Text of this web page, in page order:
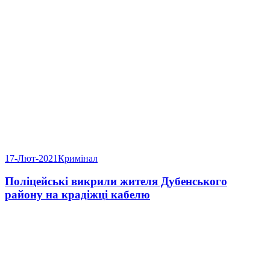
17-Лют-2021Кримінал
Поліцейські викрили жителя Дубенського
району на крадіжці кабелю